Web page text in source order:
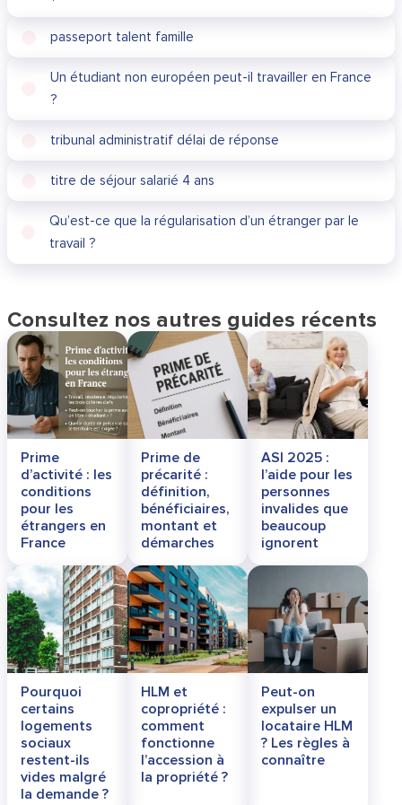
passeport talent famille
Un étudiant non européen peut-il travailler en France
?
tribunal administratif délai de réponse
titre de séjour salarié 4 ans
Qu’est-ce que la régularisation d’un étranger par le
travail ?
Consultez nos autres guides récents
Prime
d’activité : les
conditions
pour les
étrangers en
France
Prime de
précarité :
définition,
bénéficiaires,
montant et
démarches
ASI 2025 :
l’aide pour les
personnes
invalides que
beaucoup
ignorent
Pourquoi
certains
logements
sociaux
restent-ils
vides malgré
la demande ?
HLM et
copropriété :
comment
fonctionne
l’accession à
la propriété ?
Peut-on
expulser un
locataire HLM
? Les règles à
connaître